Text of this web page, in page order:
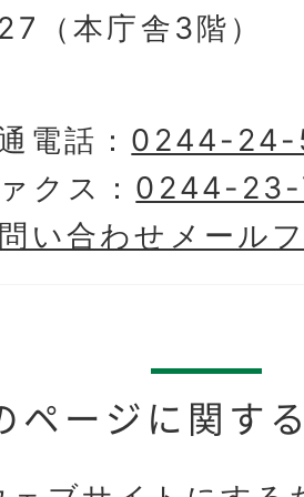
（本庁舎3階）
電話： 0244-24-
クス： 0244-
い合わせメール
ページに関す